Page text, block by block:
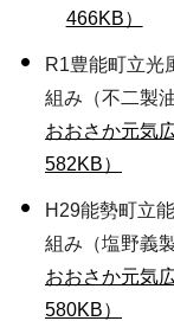
466KB）
R1豊能町立光
組み（不二製
おおさか元気
582KB）
H29能勢町立
組み（塩野義
おおさか元気
580KB）